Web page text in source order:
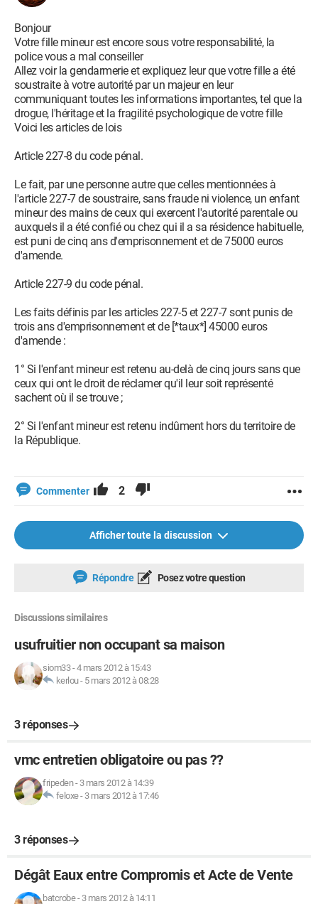
Bonjour
Votre fille mineur est encore sous votre responsabilité, la
police vous a mal conseiller
Allez voir la gendarmerie et expliquez leur que votre fille a été
soustraite à votre autorité par un majeur en leur
communiquant toutes les informations importantes, tel que la
drogue, l'héritage et la fragilité psychologique de votre fille
Voici les articles de lois
Article 227-8 du code pénal.
Le fait, par une personne autre que celles mentionnées à
l'article 227-7 de soustraire, sans fraude ni violence, un enfant
mineur des mains de ceux qui exercent l'autorité parentale ou
auxquels il a été confié ou chez qui il a sa résidence habituelle,
est puni de cinq ans d'emprisonnement et de 75000 euros
d'amende.
Article 227-9 du code pénal.
Les faits définis par les articles 227-5 et 227-7 sont punis de
trois ans d'emprisonnement et de [*taux*] 45000 euros
d'amende :
1° Si l'enfant mineur est retenu au-delà de cinq jours sans que
ceux qui ont le droit de réclamer qu'il leur soit représenté
sachent où il se trouve ;
2° Si l'enfant mineur est retenu indûment hors du territoire de
la République.
Commenter 2
Afficher toute la discussion
Répondre Posez votre question
Discussions similaires
usufruitier non occupant sa maison
siom33-4 mars 2012 à 15:43
kerlou- 5 mars 2012 à 08:28
3 réponses
vmc entretien obligatoire ou pas ??
fripeden- 3 mars 2012 à 14:39
feloxe- 3 mars 2012 à 17:46
3 réponses
Dégât Eaux entre Compromis et Acte de Vente
batcrobe- 3 mars 2012 à 14:11